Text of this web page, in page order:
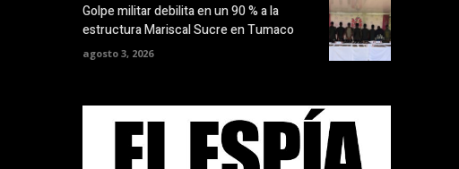
Golpe militar debilita en un 90 % a la
estructura Mariscal Sucre en Tumaco
agosto 3, 2026